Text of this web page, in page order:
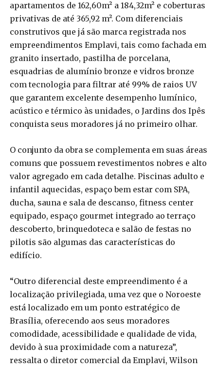
apartamentos de 162,60m² a 184,32m² e coberturas
privativas de até 365,92 m². Com diferenciais
construtivos que já são marca registrada nos
empreendimentos Emplavi, tais como fachada em
granito insertado, pastilha de porcelana,
esquadrias de alumínio bronze e vidros bronze
com tecnologia para filtrar até 99% de raios UV
que garantem excelente desempenho lumínico,
acústico e térmico às unidades, o Jardins dos Ipês
conquista seus moradores já no primeiro olhar.
O conjunto da obra se complementa em suas áreas
comuns que possuem revestimentos nobres e alto
valor agregado em cada detalhe. Piscinas adulto e
infantil aquecidas, espaço bem estar com SPA,
ducha, sauna e sala de descanso, fitness center
equipado, espaço gourmet integrado ao terraço
descoberto, brinquedoteca e salão de festas no
pilotis são algumas das características do
edifício.
“Outro diferencial deste empreendimento é a
localização privilegiada, uma vez que o Noroeste
está localizado em um ponto estratégico de
Brasília, oferecendo aos seus moradores
comodidade, acessibilidade e qualidade de vida,
devido à sua proximidade com a natureza”,
ressalta o diretor comercial da Emplavi, Wilson